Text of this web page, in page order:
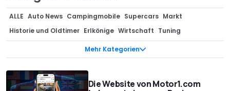
Mehr Kategorien
ALLE Auto News Campingmobile Supercars Markt
Historie und Oldtimer Erlkönige Wirtschaft Tuning
Anzeige Teaser
Neuvorstellungen
Designstudien Renderings Technik Motorrad
Vergessene Studien Ratgeber
Gerüchte Events Green Cars Stars/Entertainment Rekorde
Die Website von Motor1.com